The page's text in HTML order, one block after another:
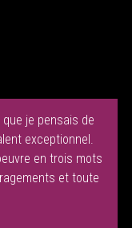
je pensais de
exceptionnel.
en trois mots
et toute